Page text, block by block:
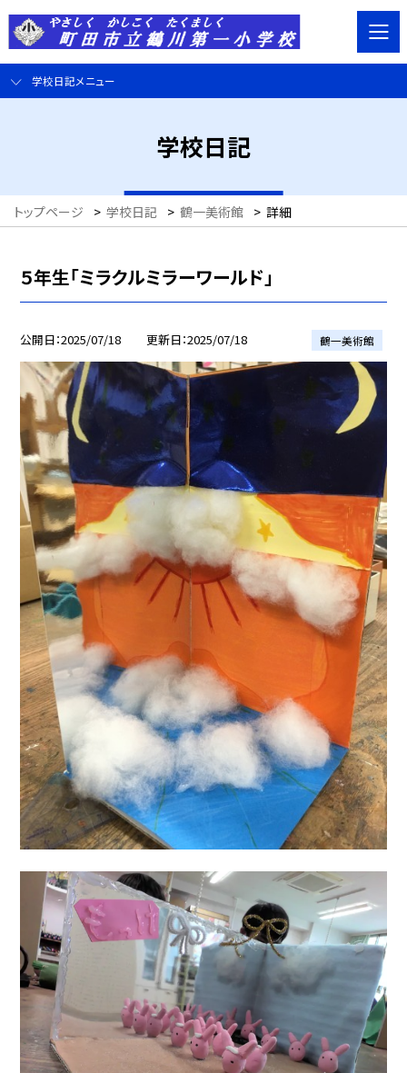
学校日記メニュー
学校日記
トップページ > 学校日記 > 鶴一美術館 > 詳細
５年生「ミラクルミラーワールド」
公開日 2025/07/18 更新日 2025/07/18 鶴一美術館